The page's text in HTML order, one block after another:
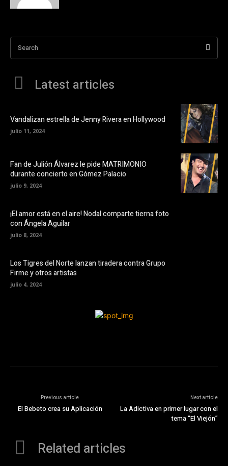
Search
Latest articles
Vandalizan estrella de Jenny Rivera en Hollywood
julio 11, 2024
Fan de Julión Álvarez le pide MATRIMONIO
durante concierto en Gómez Palacio
julio 9, 2024
¡El amor está en el aire! Nodal comparte tierna foto
con Ángela Aguilar
julio 8, 2024
Los Tigres del Norte lanzan tiradera contra Grupo
Firme y otros artistas
julio 4, 2024
Previous article
El Bebeto crea su Aplicación
Next article
La Adictiva en primer lugar con el
tema “El Viejón”
Related articles